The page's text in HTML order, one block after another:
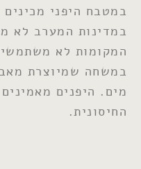
במטבח היפני
במדינות המערב לא
המקומות לא
במשחה שמיוצרת
מים. היפנים
החיסונית.